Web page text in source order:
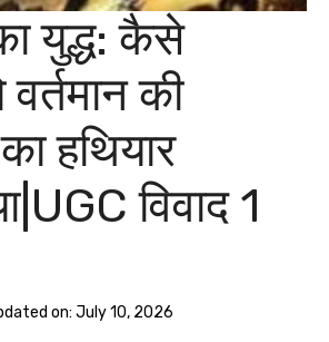
युद्ध: कैसे
की
हथियार
विवाद 1
on: July 10, 2026